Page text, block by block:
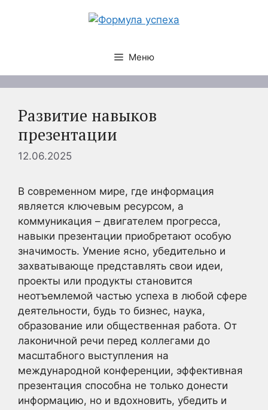
Меню
Развитие навыков
презентации
12.06.2025
В современном мире, где информация
является ключевым ресурсом, а
коммуникация – двигателем прогресса,
навыки презентации приобретают особую
значимость. Умение ясно, убедительно и
захватывающе представлять свои идеи,
проекты или продукты становится
неотъемлемой частью успеха в любой сфере
деятельности, будь то бизнес, наука,
образование или общественная работа. От
лаконичной речи перед коллегами до
масштабного выступления на
международной конференции, эффективная
презентация способна не только донести
информацию, но и вдохновить, убедить и